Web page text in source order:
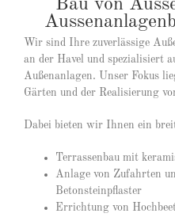
Bau von
Wir sind Ihre zuverlässige
an der Havel und spezialisiert
Außenanlagen. Unser Fokus
Gärten und der Realisierung
Dabei bieten wir Ihnen ein
Terrassenbau mit
Anlage von Zufahrten
Betonsteinpflaster
Errichtung von